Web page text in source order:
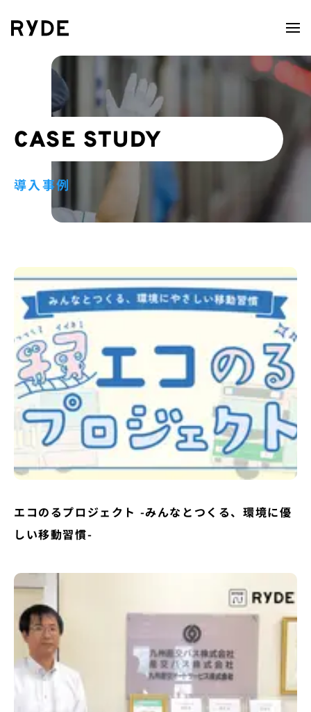
CASE STUDY
導入事例
エコのるプロジェクト -みんなとつくる、環境に優
しい移動習慣-